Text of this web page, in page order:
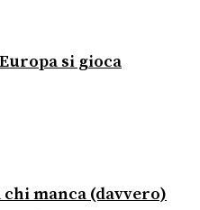
si gioca
manca (davvero)